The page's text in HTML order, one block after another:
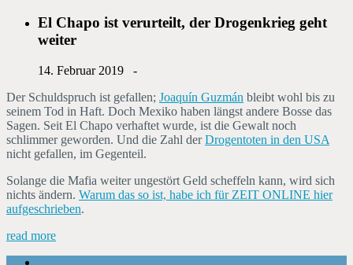
El Chapo ist verurteilt, der Drogenkrieg geht
weiter
14. Februar 2019 -
Der Schuldspruch ist gefallen; Joaquín Guzmán bleibt wohl bis zu
seinem Tod in Haft. Doch Mexiko haben längst andere Bosse das
Sagen. Seit El Chapo verhaftet wurde, ist die Gewalt noch
schlimmer geworden. Und die Zahl derDrogentoten in den USA
nicht gefallen, im Gegenteil.
Solange die Mafia weiter ungestört Geld scheffeln kann, wird sich
nichts ändern. Warum das so ist, habe ich für ZEIT ONLINE hier
aufgeschrieben.
read more